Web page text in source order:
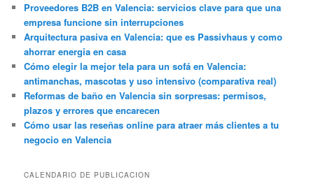
Proveedores B2B en Valencia: servicios clave para que una
empresa funcione sin interrupciones
Arquitectura pasiva en Valencia: que es Passivhaus y como
ahorrar energia en casa
Cómo elegir la mejor tela para un sofá en Valencia:
antimanchas, mascotas y uso intensivo (comparativa real)
Reformas de baño en Valencia sin sorpresas: permisos,
plazos y errores que encarecen
Cómo usar las reseñas online para atraer más clientes a tu
negocio en Valencia
CALENDARIO DE PUBLICACION